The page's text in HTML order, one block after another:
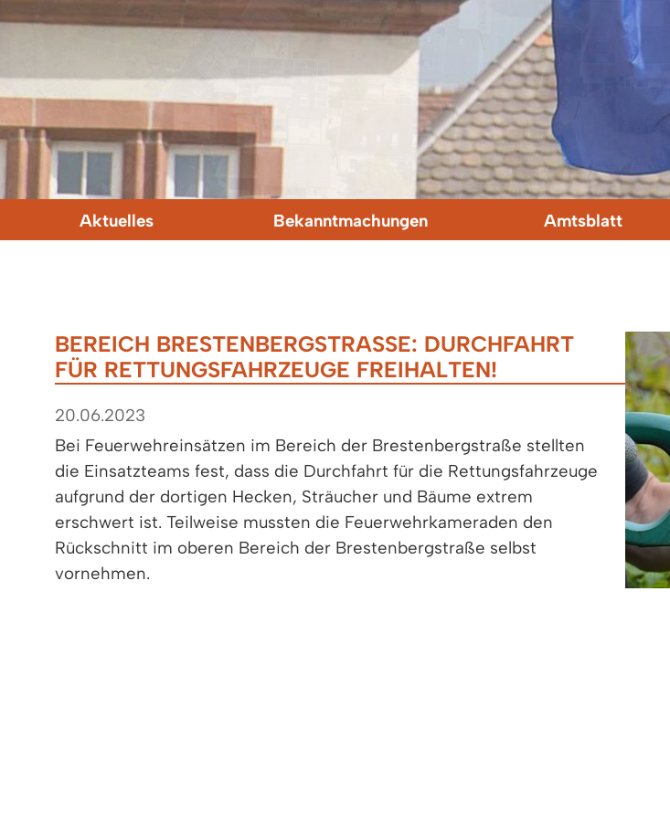
Aktuelles Bekanntmachungen Amtsblatt
BEREICH BRESTENBERGSTRASSE: DURCHFAHRT F
ÜR RETTUNGSFAHRZEUGE FREIHALTEN!
20.06.2023
Bei Feuerwehreinsätzen im Bereich der Brestenbergstraße stellten
die Einsatzteams fest, dass die Durchfahrt für die Rettungsfahrzeuge
aufgrund der dortigen Hecken, Sträucher und Bäume extrem
erschwert ist. Teilweise mussten die Feuerwehrkameraden den
Rückschnitt im oberen Bereich der Brestenbergstraße selbst
vornehmen.